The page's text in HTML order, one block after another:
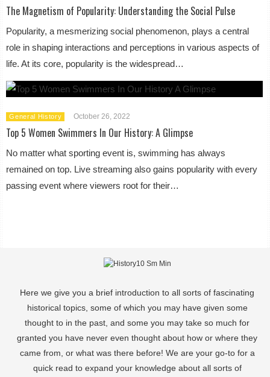
The Magnetism of Popularity: Understanding the Social Pulse
Popularity, a mesmerizing social phenomenon, plays a central
role in shaping interactions and perceptions in various aspects of
life. At its core, popularity is the widespread…
General History October 26, 2022
Top 5 Women Swimmers In Our History: A Glimpse
No matter what sporting event is, swimming has always
remained on top. Live streaming also gains popularity with every
passing event where viewers root for their…
Here we give you a brief introduction to all sorts of fascinating
historical topics, some of which you may have given some
thought to in the past, and some you may take so much for
granted you have never even thought about how or where they
came from, or what was there before! We are your go-to for a
quick read to expand your knowledge about all sorts of